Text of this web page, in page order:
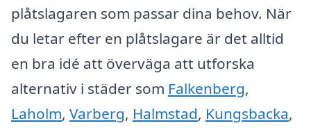
plåtslagaren som passar dina behov. När
du letar efter en plåtslagare är det alltid
en bra idé att överväga att utforska
alternativ i städer som Falkenberg,
Laholm, Varberg, Halmstad, Kungsbacka,